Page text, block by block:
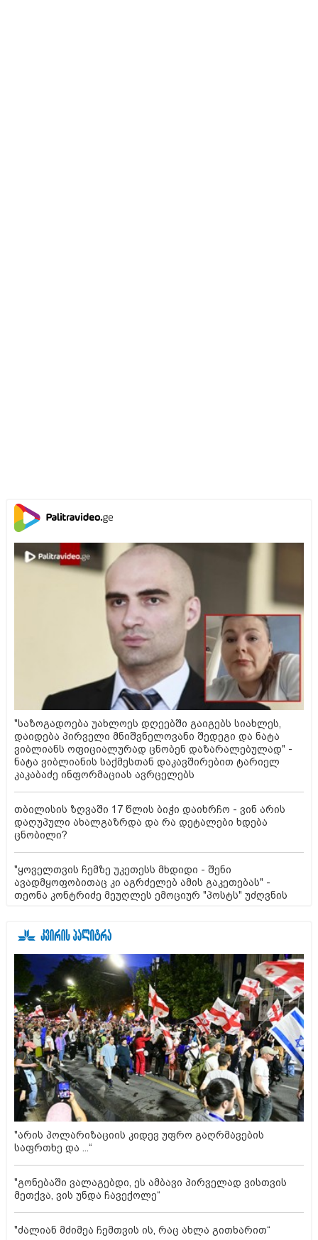
"საზოგადოება უახლოეს დღეებში გაიგებს სიახლეს,
დაიდება პირველი მნიშვნელოვანი შედეგი და ნატა
ვიბლიანს ოფიციალურად ცნობენ დაზარალებულად" -
ნატა ვიბლიანის საქმესთან დაკავშირებით ტარიელ
კაკაბაძე ინფორმაციას ავრცელებს
თბილისის ზღვაში 17 წლის ბიჭი დაიხრჩო - ვინ არის
დაღუპული ახალგაზრდა და რა დეტალები ხდება
ცნობილი?
"ყოველთვის ჩემზე უკეთესს მხდიდი - შენი
ავადმყოფობითაც კი აგრძელებ ამის გაკეთებას" -
თეონა კონტრიძე მეუღლეს ემოციურ "პოსტს" უძღვნის
"არის პოლარიზაციის კიდევ უფრო გაღრმავების
საფრთხე და ...“
"გონებაში ვალაგებდი, ეს ამბავი პირველად ვისთვის
მეთქვა, ვის უნდა ჩავექოლე“
"ძალიან მძიმეა ჩემთვის ის, რაც ახლა გითხარით“